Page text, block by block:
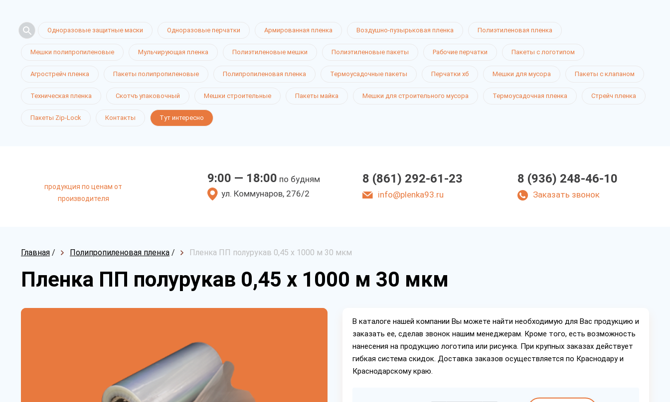
Одноразовые защитные маски Одноразовые перчатки Армированная пленка Воздушно-пузырьковая пленка Полиэтиленовая пленка
Мешки полипропиленовые Мульчирующая пленка Полиэтиленовые мешки Полиэтиленовые пакеты Рабочие перчатки Пакеты с логотипом
Агрострейч пленка Пакеты полипропиленовые Полипропиленовая пленка Термоусадочные пакеты Перчатки хб Мешки для мусора Пакеты с клапаном
Техническая пленка Скотчъ упаковочный Мешки строительные Пакеты майка Мешки для строительного мусора Термоусадочная пленка Стрейч пленка
Пакеты Zip-Lock Контакты Тут интересно
продукция по ценам от
производителя
9:00 — 18:00 по будням
ул. Коммунаров, 276/2
8 (861) 292-61-23
info@plenka93.ru
8 (936) 248-46-10
Заказать звонок
Главная / Полипропиленовая пленка / Пленка ПП полурукав 0,45 х 1000 м 30 мкм
Пленка ПП полурукав 0,45 х 1000 м 30 мкм
В каталоге нашей компании Вы можете найти необходимую для Вас продукцию и
заказать ее, сделав звонок нашим менеджерам. Кроме того, есть возможность
нанесения на продукцию логотипа или рисунка. При крупных заказах действует
гибкая система скидок. Доставка заказов осуществляется по Краснодару и
Краснодарскому краю.